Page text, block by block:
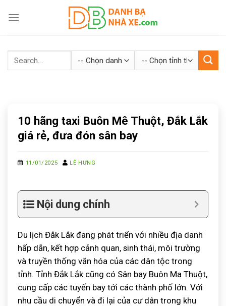
10 hãng taxi Buôn Mê Thuột, Đắk Lắk
giá rẻ, đưa đón sân bay
11/01/2025 LÊ HƯNG
Nội dung chính
Du lịch Đắk Lắk đang phát triển với nhiều địa danh
hấp dẫn, kết hợp cảnh quan, sinh thái, môi trường
và truyền thống văn hóa của các dân tộc trong
tỉnh. Tỉnh Đắk Lắk cũng có Sân bay Buôn Ma Thuột,
cung cấp các tuyến bay tới các thành phố lớn. Với
nhu cầu di chuyển và đi lại của cư dân trong khu